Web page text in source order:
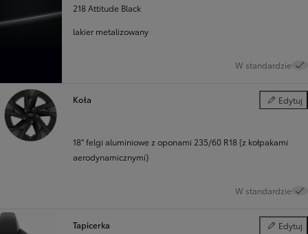
218 Attitude Black
lakier metalizowany
W standardzie
Koła Edytuj
Koła
18" felgi aluminiowe z oponami 235/60 R18 (z kołpakami
aerodynamicznymi)
W standardzie
Tapicerka Edytuj